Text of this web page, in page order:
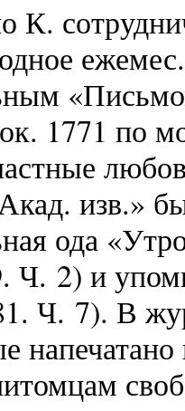
К.
1771 по
изв.»
ода
Ч. 2) и
Ч. 7). В